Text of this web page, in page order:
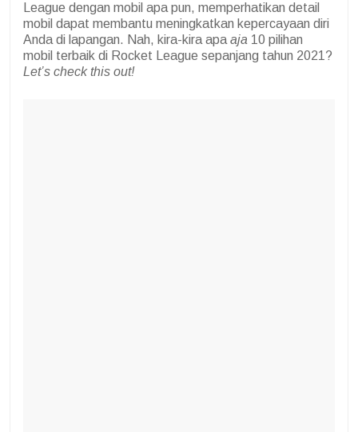
League dengan mobil apa pun, memperhatikan detail
mobil dapat membantu meningkatkan kepercayaan diri
Anda di lapangan. Nah, kira-kira apa aja 10 pilihan
mobil terbaik di Rocket League sepanjang tahun 2021?
Let’s check this out!